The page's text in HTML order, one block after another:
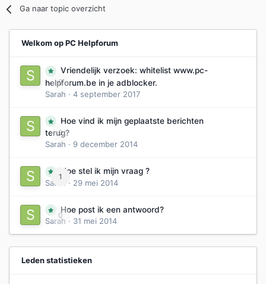
Ga naar topic overzicht
Welkom op PC Helpforum
0
Vriendelijk verzoek: whitelist www.pc-
helpforum.be in je adblocker.
Sarah · 4 september 2017
0
Hoe vind ik mijn geplaatste berichten
terug?
Sarah · 9 december 2014
1
Hoe stel ik mijn vraag ?
Sarah
· 29 mei 2014
0
Hoe post ik een antwoord?
Sarah · 31 mei 2014
Leden statistieken